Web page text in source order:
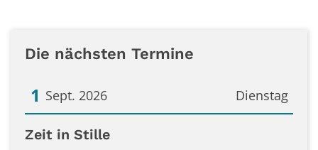
Die nächsten Termine
Dienstag
1 Sept. 2026
Datum: 1. September 2026
Zeit in Stille